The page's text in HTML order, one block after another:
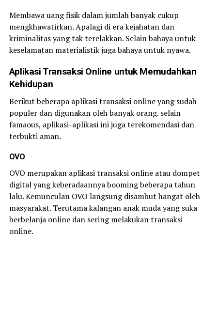
Membawa uang fisik dalam jumlah banyak cukup
mengkhawatirkan. Apalagi di era kejahatan dan
kriminalitas yang tak terelakkan. Selain bahaya untuk
keselamatan materialistik juga bahaya untuk nyawa.
Aplikasi Transaksi Online untuk Memudahkan
Kehidupan
Berikut beberapa aplikasi transaksi online yang sudah
populer dan digunakan oleh banyak orang. selain
famaous, aplikasi-aplikasi ini juga terekomendasi dan
terbukti aman.
OVO
OVO merupakan aplikasi transaksi online atau dompet
digital yang keberadaannya booming beberapa tahun
lalu. Kemunculan OVO langsung disambut hangat oleh
masyarakat. Terutama kalangan anak muda yang suka
berbelanja online dan sering melakukan transaksi
online.